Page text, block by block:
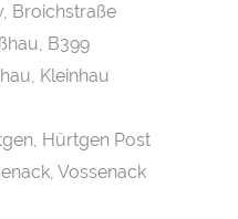
Broichstraße
B399
Kleinhau
Hürtgen Post
Vossenack